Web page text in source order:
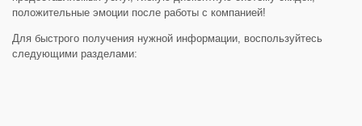
положительные эмоции после работы с компанией!
Для быстрого получения нужной информации, воспользуйтесь
следующими разделами: